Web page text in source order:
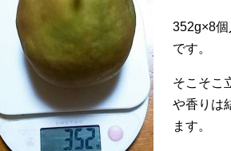
352g×8
です。
そこそこ
や香りは
ます。